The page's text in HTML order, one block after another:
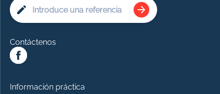
Contáctenos
Información práctica